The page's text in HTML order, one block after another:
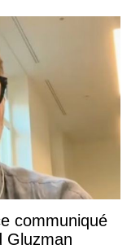
communiqué
Gluzman